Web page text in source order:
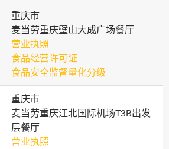
重庆市
麦当劳重庆璧山大成广场餐厅
营业执照
食品经营许可证
食品安全监督量化分级
重庆市
麦当劳重庆江北国际机场T3B出发
层餐厅
营业执照